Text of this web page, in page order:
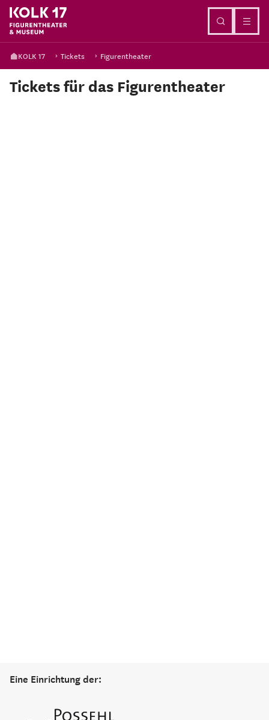
KOLK 17 Tickets Figurentheater
Tickets für das Figurentheater
Eine Einrichtung der: